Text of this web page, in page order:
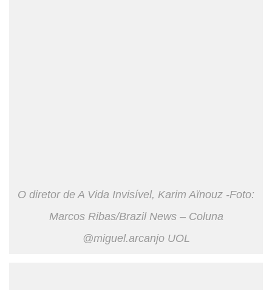
O diretor de A Vida Invisível, Karim Aïnouz -Foto:
Marcos Ribas/Brazil News – Coluna
@miguel.arcanjo UOL